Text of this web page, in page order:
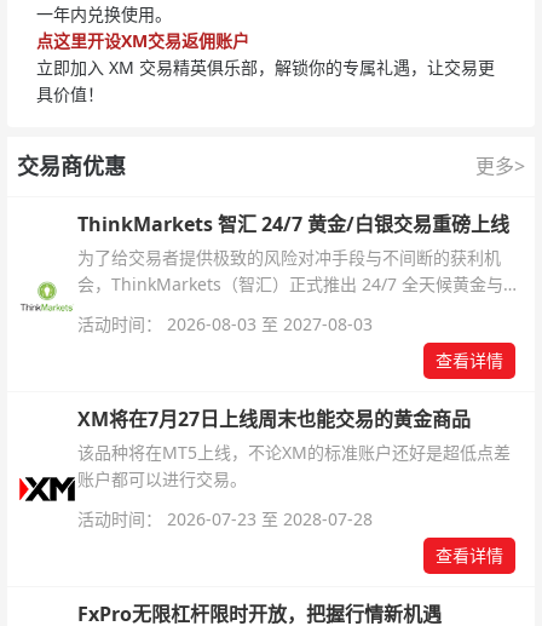
一年内兑换使用。
点这里开设XM交易返佣账户
立即加入 XM 交易精英俱乐部，解锁你的专属礼遇，让交易更
具价值！
交易商优惠 更多>
ThinkMarkets 智汇 24/7 黄金/白银交易重磅上线
为了给交易者提供极致的风险对冲手段与不间断的获利机
会，ThinkMarkets（智汇）正式推出 24/7 全天候黄金与白
杆配置、支持软件及交易细则。
活动时间： 2026-08-03 至 2027-08-03
查看详情
XM将在7月27日上线周末也能交易的黄金商品
该品种将在MT5上线，不论XM的标准账户还好是超低点差
账户都可以进行交易。
活动时间： 2026-07-23 至 2028-07-28
查看详情
FxPro无限杠杆限时开放，把握行情新机遇